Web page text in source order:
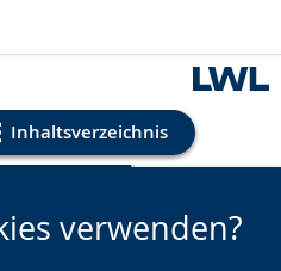
Inhaltsverzeichnis
verwenden?